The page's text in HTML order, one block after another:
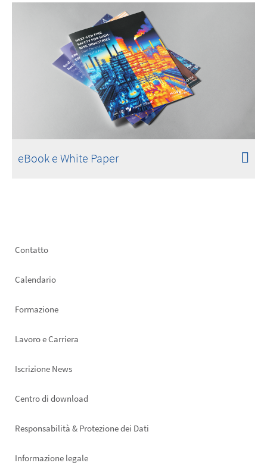
eBook e White Paper
Footer
Contatto
Calendario
Formazione
Lavoro e Carriera
Iscrizione News
Footer
Centro di download
Responsabilità & Protezione dei Dati
Informazione legale